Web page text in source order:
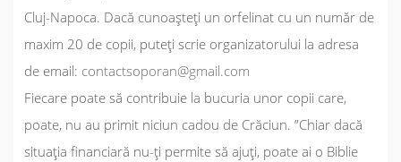
Cluj-Napoca. Dacă cunoașteți un orfelinat cu un număr de
maxim 20 de copii, puteți scrie organizatorului la adresa
de email: contactsoporan@gmail.com
Fiecare poate să contribuie la bucuria unor copii care,
poate, nu au primit niciun cadou de Crăciun. ”Chiar dacă
situația financiară nu-ți permite să ajuți, poate ai o Biblie